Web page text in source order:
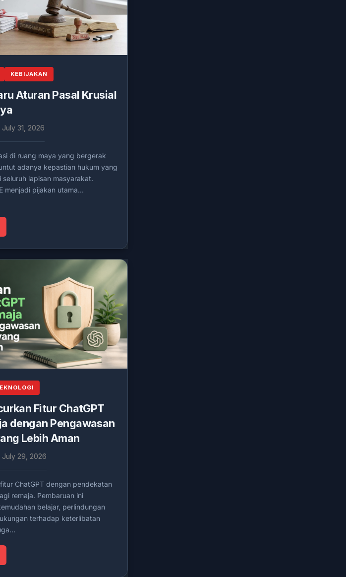
KEBIJAKAN
Aturan Pasal Krusial
July 31, 2026
di ruang maya yang bergerak
adanya kepastian hukum yang
seluruh lapisan masyarakat.
menjadi pijakan utama…
Fitur ChatGPT
dengan Pengawasan
Lebih Aman
July 29, 2026
ChatGPT dengan pendekatan
remaja. Pembaruan ini
belajar, perlindungan
terhadap keterlibatan